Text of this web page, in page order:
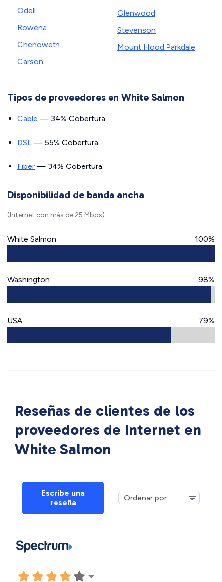
Odell
Rowena
Chenoweth
Carson
Glenwood
Stevenson
Mount Hood Parkdale
Tipos de proveedores en White Salmon
Cable — 34% Cobertura
DSL — 55% Cobertura
Fiber — 34% Cobertura
Disponibilidad de banda ancha
(Internet con más de 25 Mbps)
White Salmon 100%
Washington 98%
USA 79%
Reseñas de clientes de los
proveedores de Internet en
White Salmon
Escribe una
reseña